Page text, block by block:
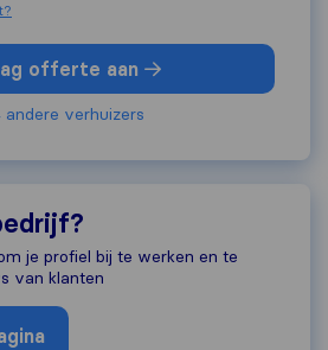
offerte aan
verhuizers
je profiel bij te werken en te
van klanten